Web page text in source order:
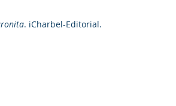
. iCharbel-Editorial.